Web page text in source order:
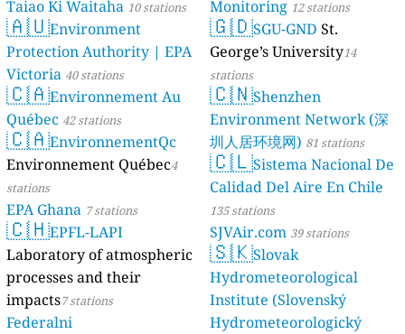
Taiao Ki Waitaha 10 stations
🇦🇺Environment
Protection Authority | EPA
Victoria 40 stations
🇨🇦Environnement Au
Québec 42 stations
🇨🇦EnvironnementQc
Environnement Québec4
stations
EPA Ghana 7 stations
🇨🇭EPFL-LAPI
Laboratory of atmospheric
processes and their
impacts7 stations
Federalni
Monitoring 12 stations
🇬🇩SGU-GND St.
George’s University14
stations
🇨🇳Shenzhen
Environment Network (深
圳人居环境网) 81 stations
🇨🇱Sistema Nacional De
Calidad Del Aire En Chile
135 stations
SJVAir.com 39 stations
🇸🇰Slovak
Hydrometeorological
Institute (Slovenský
Hydrometeorologický